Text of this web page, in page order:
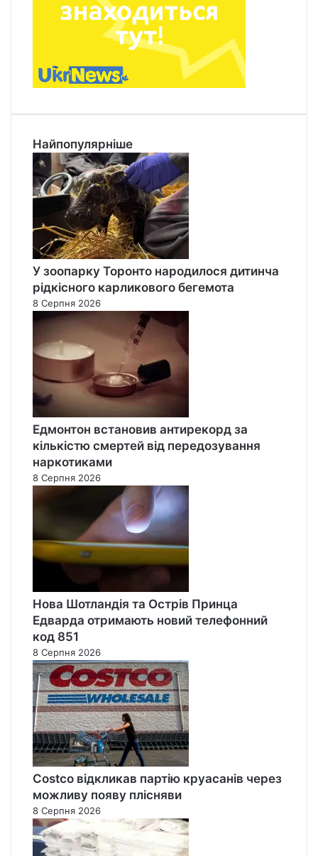
Найпопулярніше
У зоопарку Торонто народилося дитинча
рідкісного карликового бегемота
8 Серпня 2026
Едмонтон встановив антирекорд за
кількістю смертей від передозування
наркотиками
8 Серпня 2026
Нова Шотландія та Острів Принца
Едварда отримають новий телефонний
код 851
8 Серпня 2026
Costco відкликав партію круасанів через
можливу появу плісняви
8 Серпня 2026